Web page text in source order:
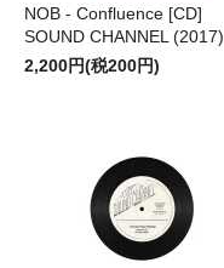
NOB - Confluence [CD]
SOUND CHANNEL (2017)
2,200円(税200円)